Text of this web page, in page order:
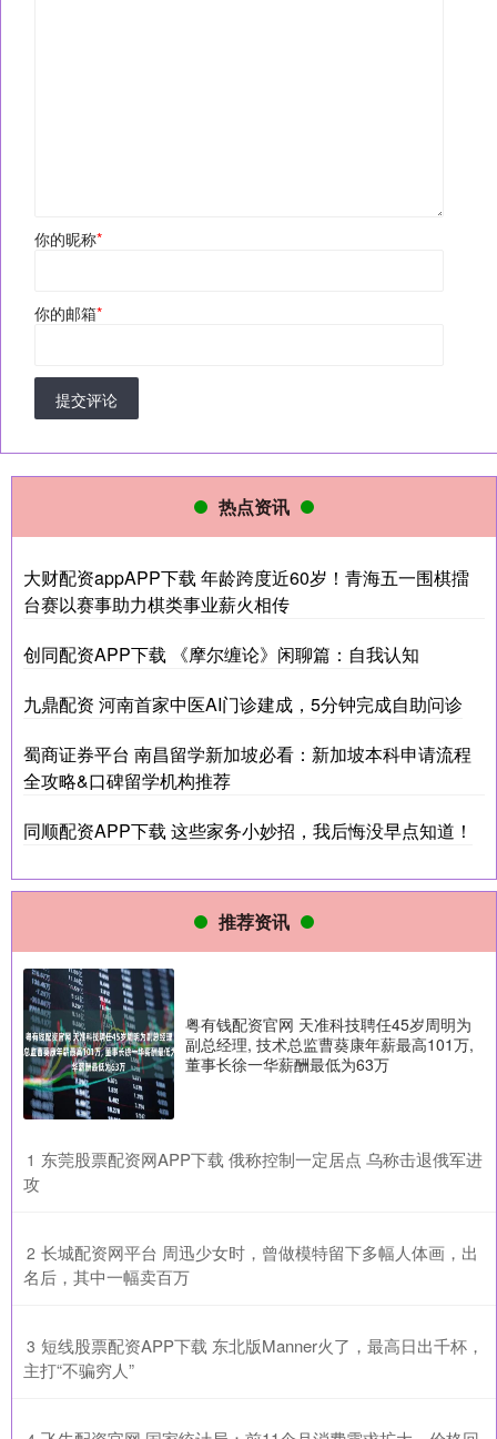
你的昵称*
你的邮箱*
提交评论
热点资讯
大财配资appAPP下载 年龄跨度近60岁！青海五一围棋擂
台赛以赛事助力棋类事业薪火相传
创同配资APP下载 《摩尔缠论》闲聊篇：自我认知
九鼎配资 河南首家中医AI门诊建成，5分钟完成自助问诊
蜀商证券平台 南昌留学新加坡必看：新加坡本科申请流程
全攻略&口碑留学机构推荐
同顺配资APP下载 这些家务小妙招，我后悔没早点知道！
推荐资讯
粤有钱配资官网 天准科技聘任45岁周明为
副总经理, 技术总监曹葵康年薪最高101万,
董事长徐一华薪酬最低为63万
1 ​东莞股票配资网APP下载 俄称控制一定居点 乌称击退俄军进
攻
2 ​长城配资网平台 周迅少女时，曾做模特留下多幅人体画，出
名后，其中一幅卖百万
3 ​短线股票配资APP下载 东北版Manner火了，最高日出千杯，
主打“不骗穷人”